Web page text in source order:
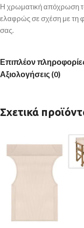
Η χρωματική απόχρωση
ελαφρώς σε σχέση με τη
σας.
Επιπλέον
Αξιολογήσεις (0)
Σχετικά